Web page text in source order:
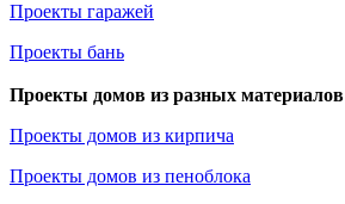
Проекты гаражей
Проекты бань
Проекты домов из разных материалов
Проекты домов из кирпича
Проекты домов из пеноблока